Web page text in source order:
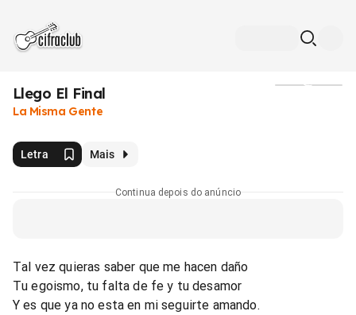
Llego El Final
La Misma Gente
Letra Mais
Continua depois do anúncio
Tal vez quieras saber que me hacen daño
Tu egoismo, tu falta de fe y tu desamor
Y es que ya no esta en mi seguirte amando.